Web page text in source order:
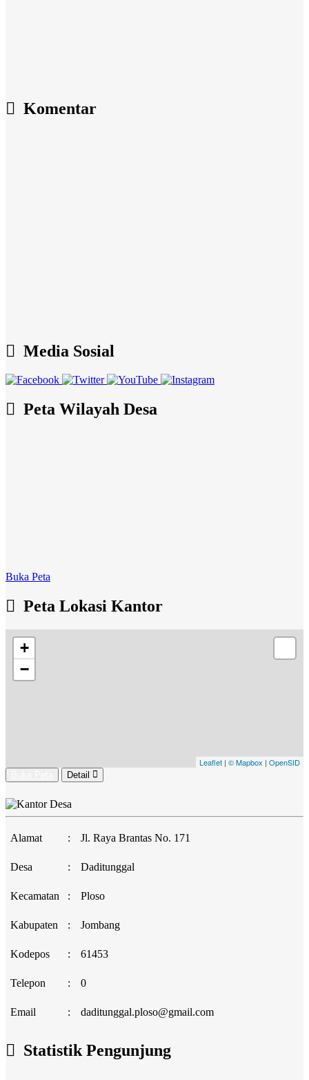
Komentar
Media Sosial
Peta Wilayah Desa
Buka Peta
Peta Lokasi Kantor
+
−
Leaflet | © Mapbox | OpenSID
Detail
Alamat : Jl. Raya Brantas No. 171
Desa : Daditunggal
Kecamatan : Ploso
Kabupaten : Jombang
Kodepos : 61453
Telepon : 0
Email : daditunggal.ploso@gmail.com
Statistik Pengunjung